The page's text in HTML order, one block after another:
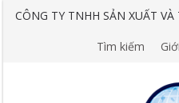
CÔNG TY TNHH SẢN XUẤT
Tìm kiếm